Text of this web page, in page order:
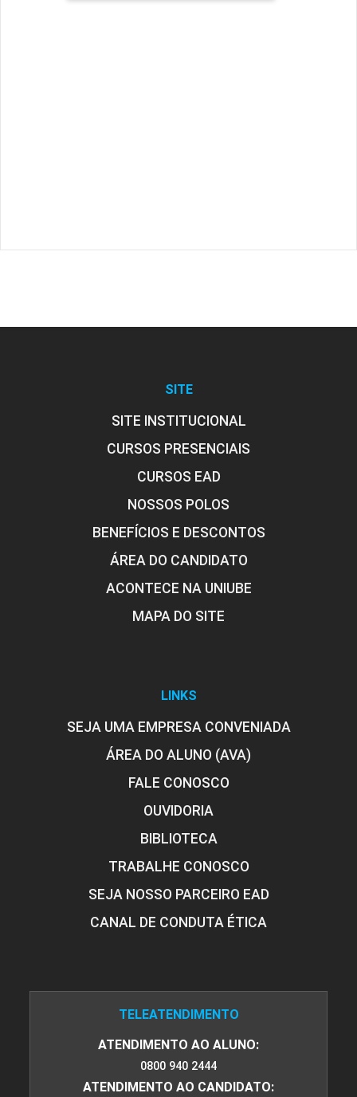
SITE
SITE INSTITUCIONAL
CURSOS PRESENCIAIS
CURSOS EAD
NOSSOS POLOS
BENEFÍCIOS E DESCONTOS
ÁREA DO CANDIDATO
ACONTECE NA UNIUBE
MAPA DO SITE
LINKS
SEJA UMA EMPRESA CONVENIADA
ÁREA DO ALUNO (AVA)
FALE CONOSCO
OUVIDORIA
BIBLIOTECA
TRABALHE CONOSCO
SEJA NOSSO PARCEIRO EAD
CANAL DE CONDUTA ÉTICA
TELEATENDIMENTO
ATENDIMENTO AO ALUNO:
0800 940 2444
ATENDIMENTO AO CANDIDATO: